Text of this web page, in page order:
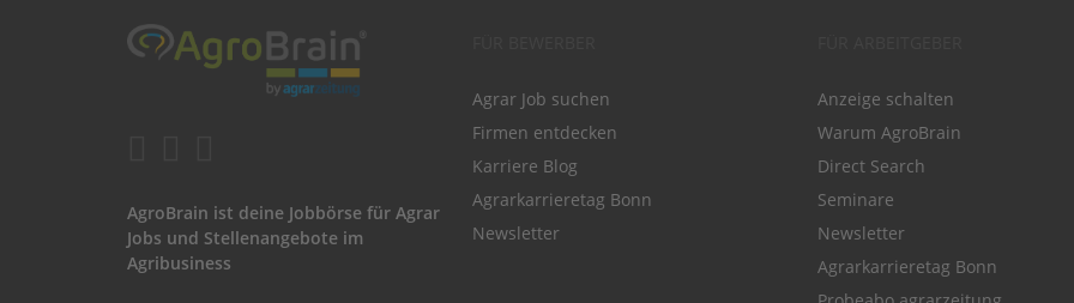
AgroBrain ist deine Jobbörse für Agrar
Jobs und Stellenangebote im
Agribusiness
Agrar Job suchen
Firmen entdecken
Karriere Blog
Agrarkarrieretag Bonn
Newsletter
Anzeige schalten
Warum AgroBrain
Direct Search
Seminare
Newsletter
Agrarkarrieretag Bonn